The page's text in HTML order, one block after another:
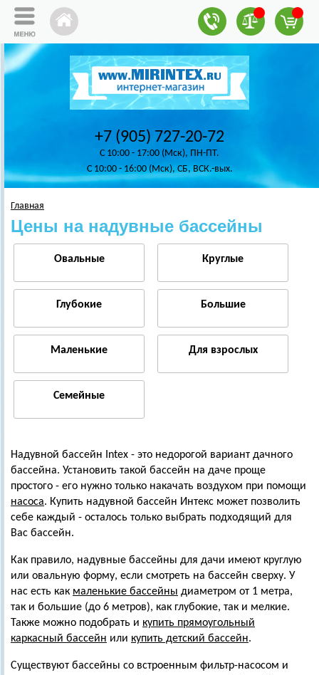
+7 (905) 727-20-72
C 10:00 - 17:00 (Мск), ПН-ПТ.
C 10:00 - 16:00 (Мск), СБ, ВСК.-вых.
Главная
Цены на надувные бассейны
Овальные Круглые
Глубокие Большие
Маленькие Для взрослых
Семейные
Надувной бассейн Intex - это недорогой вариант дачного
бассейна. Установить такой бассейн на даче проще
простого - его нужно только накачать воздухом при помощи
насоса. Купить надувной бассейн Интекс может позволить
себе каждый - осталось только выбрать подходящий для
Вас бассейн.
Как правило, надувные бассейны для дачи имеют круглую
или овальную форму, если смотреть на бассейн сверху. У
нас есть как маленькие бассейны диаметром от 1 метра,
так и большие (до 6 метров), как глубокие, так и мелкие.
Также можно подобрать и купить прямоугольный
каркасный бассейн или купить детский бассейн.
Существуют бассейны со встроенным фильтр-насосом и